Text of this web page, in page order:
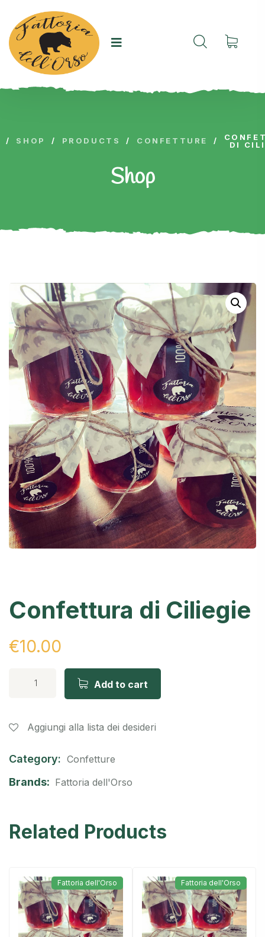
/ SHOP / PRODUCTS / CONFETTURE /
DI
Shop
Confettura di Ciliegie
€10.00
Add to cart
Aggiungi alla lista dei desideri
Category: Confetture
Brands: Fattoria dell'Orso
Related Products
Fattoria dell'Orso Fattoria dell'Orso